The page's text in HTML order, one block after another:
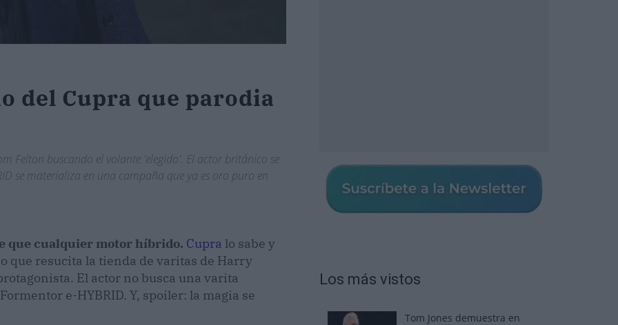
del Cupra que parodia
Felton buscando el volante 'elegido'. El actor británico se
se materializa en una campaña que ya es oro puro en
que cualquier motor híbrido. Cupra lo sabe y
que resucita la tienda de varitas de Harry
El actor no busca una varita
e-HYBRID. Y, spoiler: la magia se
Los más vistos
Tom Jones demuestra en